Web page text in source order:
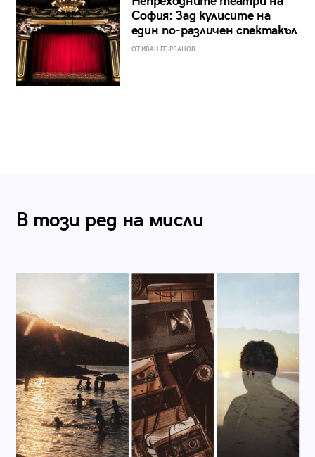
София: Зад кулисите на
един по-различен спектакъл
ОТ ИВАН ПЪРВАНОВ
В този ред на мисли